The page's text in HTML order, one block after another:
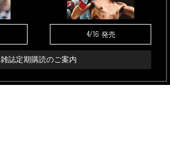
4/16 発売
雑誌定期購読のご案内